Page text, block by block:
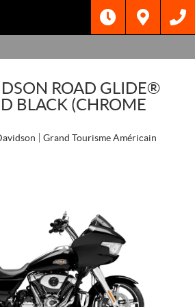
ROAD GLIDE®
BLACK (CHROME
Grand Tourisme Américain